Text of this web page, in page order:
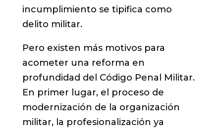
incumplimiento se tipifica como
delito militar.
Pero existen más motivos para
acometer una reforma en
profundidad del Código Penal Militar.
En primer lugar, el proceso de
modernización de la organización
militar, la profesionalización ya